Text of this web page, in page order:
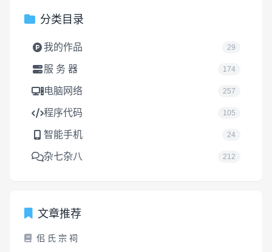
分类目录
我的作品 29
服 务 器 174
电脑网络 257
程序代码 105
智能手机 24
杂七杂八 212
文章推荐
佀 氏 宗 祠